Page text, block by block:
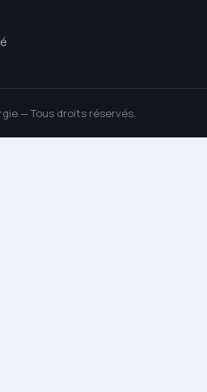
— Tous droits réservés.